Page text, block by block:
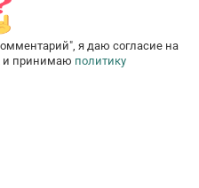
я даю согласие на
и принимаю политику